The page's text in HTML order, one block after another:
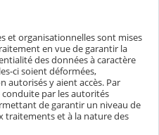
et organisationnelles sont mises
en vue de garantir la
des données à caractère
ci soient déformées,
autorisés y aient accès. Par
conduite par les autorités
de garantir un niveau de
traitements et à la nature des